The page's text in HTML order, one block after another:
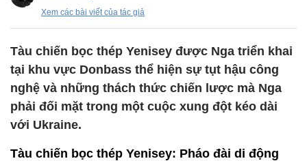
Xem các bài viết của tác giả
Tàu chiến bọc thép Yenisey được Nga triển khai
tại khu vực Donbass thể hiện sự tụt hậu công
nghệ và những thách thức chiến lược mà Nga
phải đối mặt trong một cuộc xung đột kéo dài
với Ukraine.
Tàu chiến bọc thép Yenisey: Pháo đài di động